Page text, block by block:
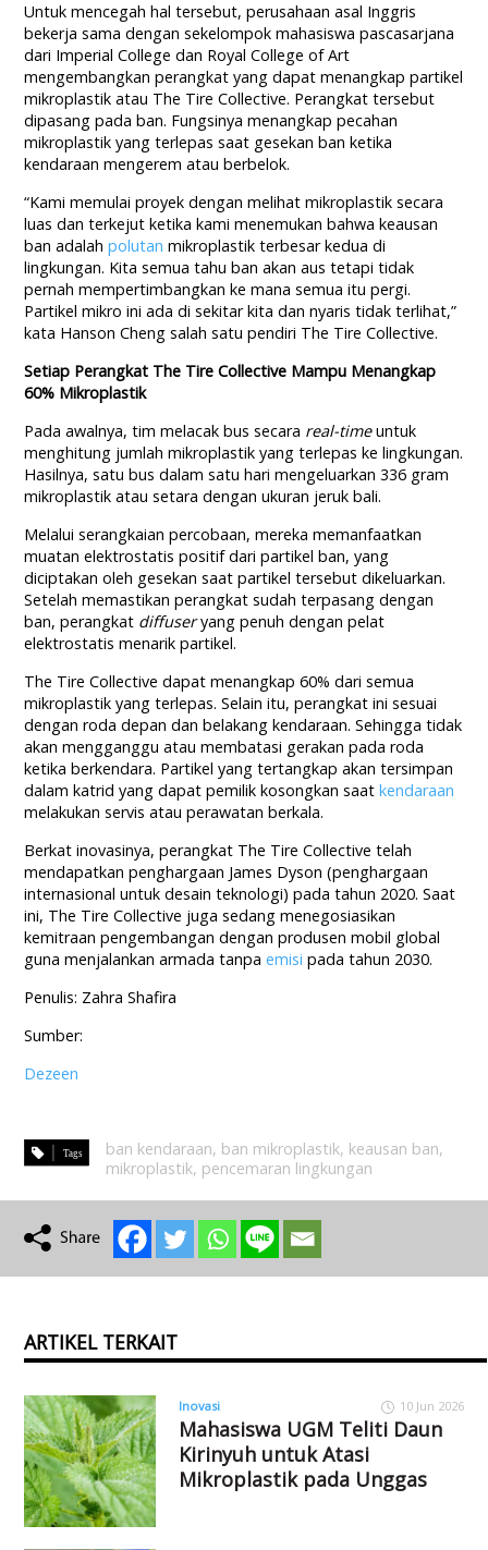
Untuk mencegah hal tersebut, perusahaan asal Inggris
bekerja sama dengan sekelompok mahasiswa pascasarjana
dari Imperial College dan Royal College of Art
mengembangkan perangkat yang dapat menangkap partikel
mikroplastik atau The Tire Collective. Perangkat tersebut
dipasang pada ban. Fungsinya menangkap pecahan
mikroplastik yang terlepas saat gesekan ban ketika
kendaraan mengerem atau berbelok.
“Kami memulai proyek dengan melihat mikroplastik secara
luas dan terkejut ketika kami menemukan bahwa keausan
ban adalahpolutan mikroplastik terbesar kedua di
lingkungan. Kita semua tahu ban akan aus tetapi tidak
pernah mempertimbangkan ke mana semua itu pergi.
Partikel mikro ini ada di sekitar kita dan nyaris tidak terlihat,”
kata Hanson Cheng salah satu pendiri The Tire Collective.
Setiap Perangkat The Tire Collective Mampu Menangkap
60% Mikroplastik
Pada awalnya, tim melacak bus secara real-timeuntuk
menghitung jumlah mikroplastik yang terlepas ke lingkungan.
Hasilnya, satu bus dalam satu hari mengeluarkan 336 gram
mikroplastik atau setara dengan ukuran jeruk bali.
Melalui serangkaian percobaan, mereka memanfaatkan
muatan elektrostatis positif dari partikel ban, yang
diciptakan oleh gesekan saat partikel tersebut dikeluarkan.
Setelah memastikan perangkat sudah terpasang dengan
ban, perangkat diffuseryang penuh dengan pelat
elektrostatis menarik partikel.
The Tire Collective dapat menangkap 60% dari semua
mikroplastik yang terlepas. Selain itu, perangkat ini sesuai
dengan roda depan dan belakang kendaraan. Sehingga tidak
akan mengganggu atau membatasi gerakan pada roda
ketika berkendara. Partikel yang tertangkap akan tersimpan
dalam katrid yang dapat pemilik kosongkan saatkendaraan
melakukan servis atau perawatan berkala.
Berkat inovasinya, perangkat The Tire Collective telah
mendapatkan penghargaan James Dyson (penghargaan
internasional untuk desain teknologi) pada tahun 2020. Saat
ini, The Tire Collective juga sedang menegosiasikan
kemitraan pengembangan dengan produsen mobil global
guna menjalankan armada tanpa emisi pada tahun 2030.
Penulis: Zahra Shafira
Sumber:
Dezeen
ban kendaraan, ban mikroplastik, keausan ban,
mikroplastik, pencemaran lingkungan
ARTIKEL TERKAIT
Inovasi 10 Jun 2026
Mahasiswa UGM Teliti Daun
Kirinyuh untuk Atasi
Mikroplastik pada Unggas